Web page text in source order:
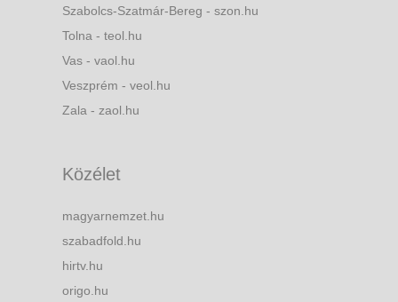
Szabolcs-Szatmár-Bereg - szon.hu
Tolna - teol.hu
Vas - vaol.hu
Veszprém - veol.hu
Zala - zaol.hu
Közélet
magyarnemzet.hu
szabadfold.hu
hirtv.hu
origo.hu